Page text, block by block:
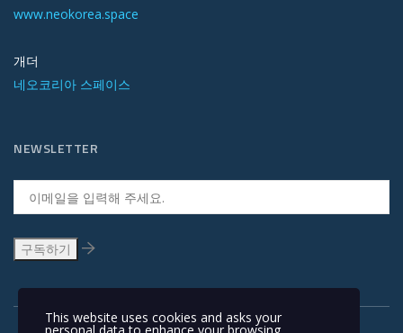
www.neokorea.space
개더
네오코리아 스페이스
NEWSLETTER
This website uses cookies and asks your